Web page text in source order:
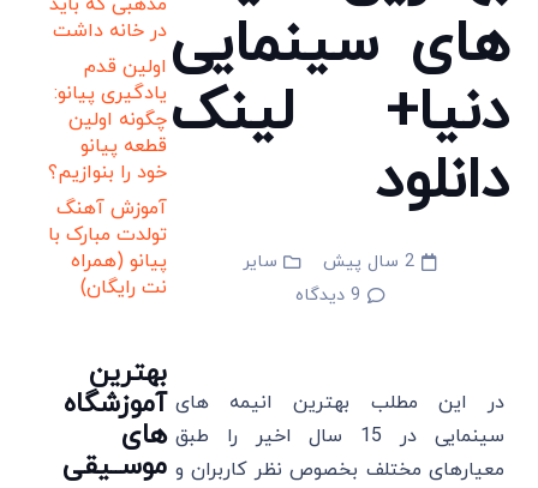
های سینمایی
دنیا+ لینک
دانلود
2 سال پیش
سایر
9 دیدگاه
در این مطلب بهترین انیمه های
سینمایی در 15 سال اخیر را طبق
معیارهای مختلف بخصوص نظر کاربران و
در خانه داشت
اولین قدم
یادگیری پیانو:
چگونه اولین
قطعه پیانو
خود را بنوازیم؟
آموزش آهنگ
تولدت مبارک با
پیانو (همراه
نت رایگان)
بهترین
آموزشگاه
های
موســیقی